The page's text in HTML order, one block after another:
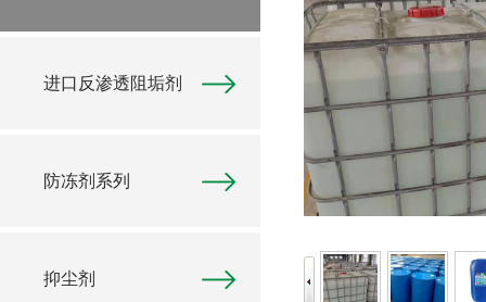
进口反渗透阻垢剂
防冻剂系列
抑尘剂